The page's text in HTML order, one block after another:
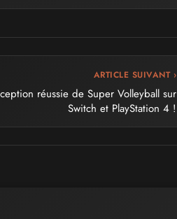
ARTICLE SUIVANT ›
réussie de Super Volleyball sur
Switch et PlayStation 4 !